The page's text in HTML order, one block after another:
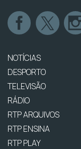
NOTÍCIAS
DESPORTO
TELEVISÃO
RÁDIO
RTP ARQUIVOS
RTP ENSINA
RTP PLAY